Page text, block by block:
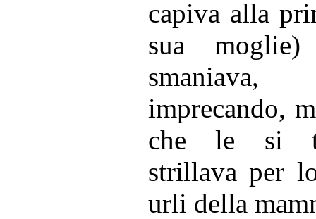
capiva alla
sua moglie)
imprecando,
che le si
strillava per
urli della